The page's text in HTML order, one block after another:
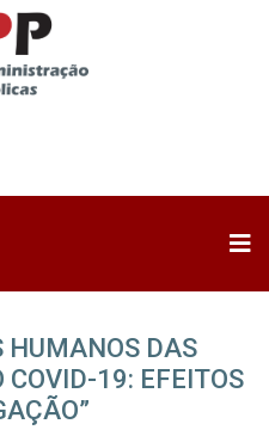
HUMANOS DAS
COVID-19: EFEITOS